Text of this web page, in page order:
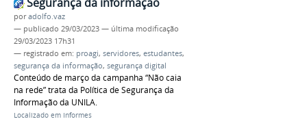
poradolfo.vaz
— publicado 29/03/2023 — última modificação
29/03/2023 17h31
— registrado em: proagi, servidores, estudantes,
segurança da informação, segurança digital
Conteúdo de março da campanha “Não caia
na rede” trata da Política de Segurança da
Informação da UNILA.
Localizado em Informes